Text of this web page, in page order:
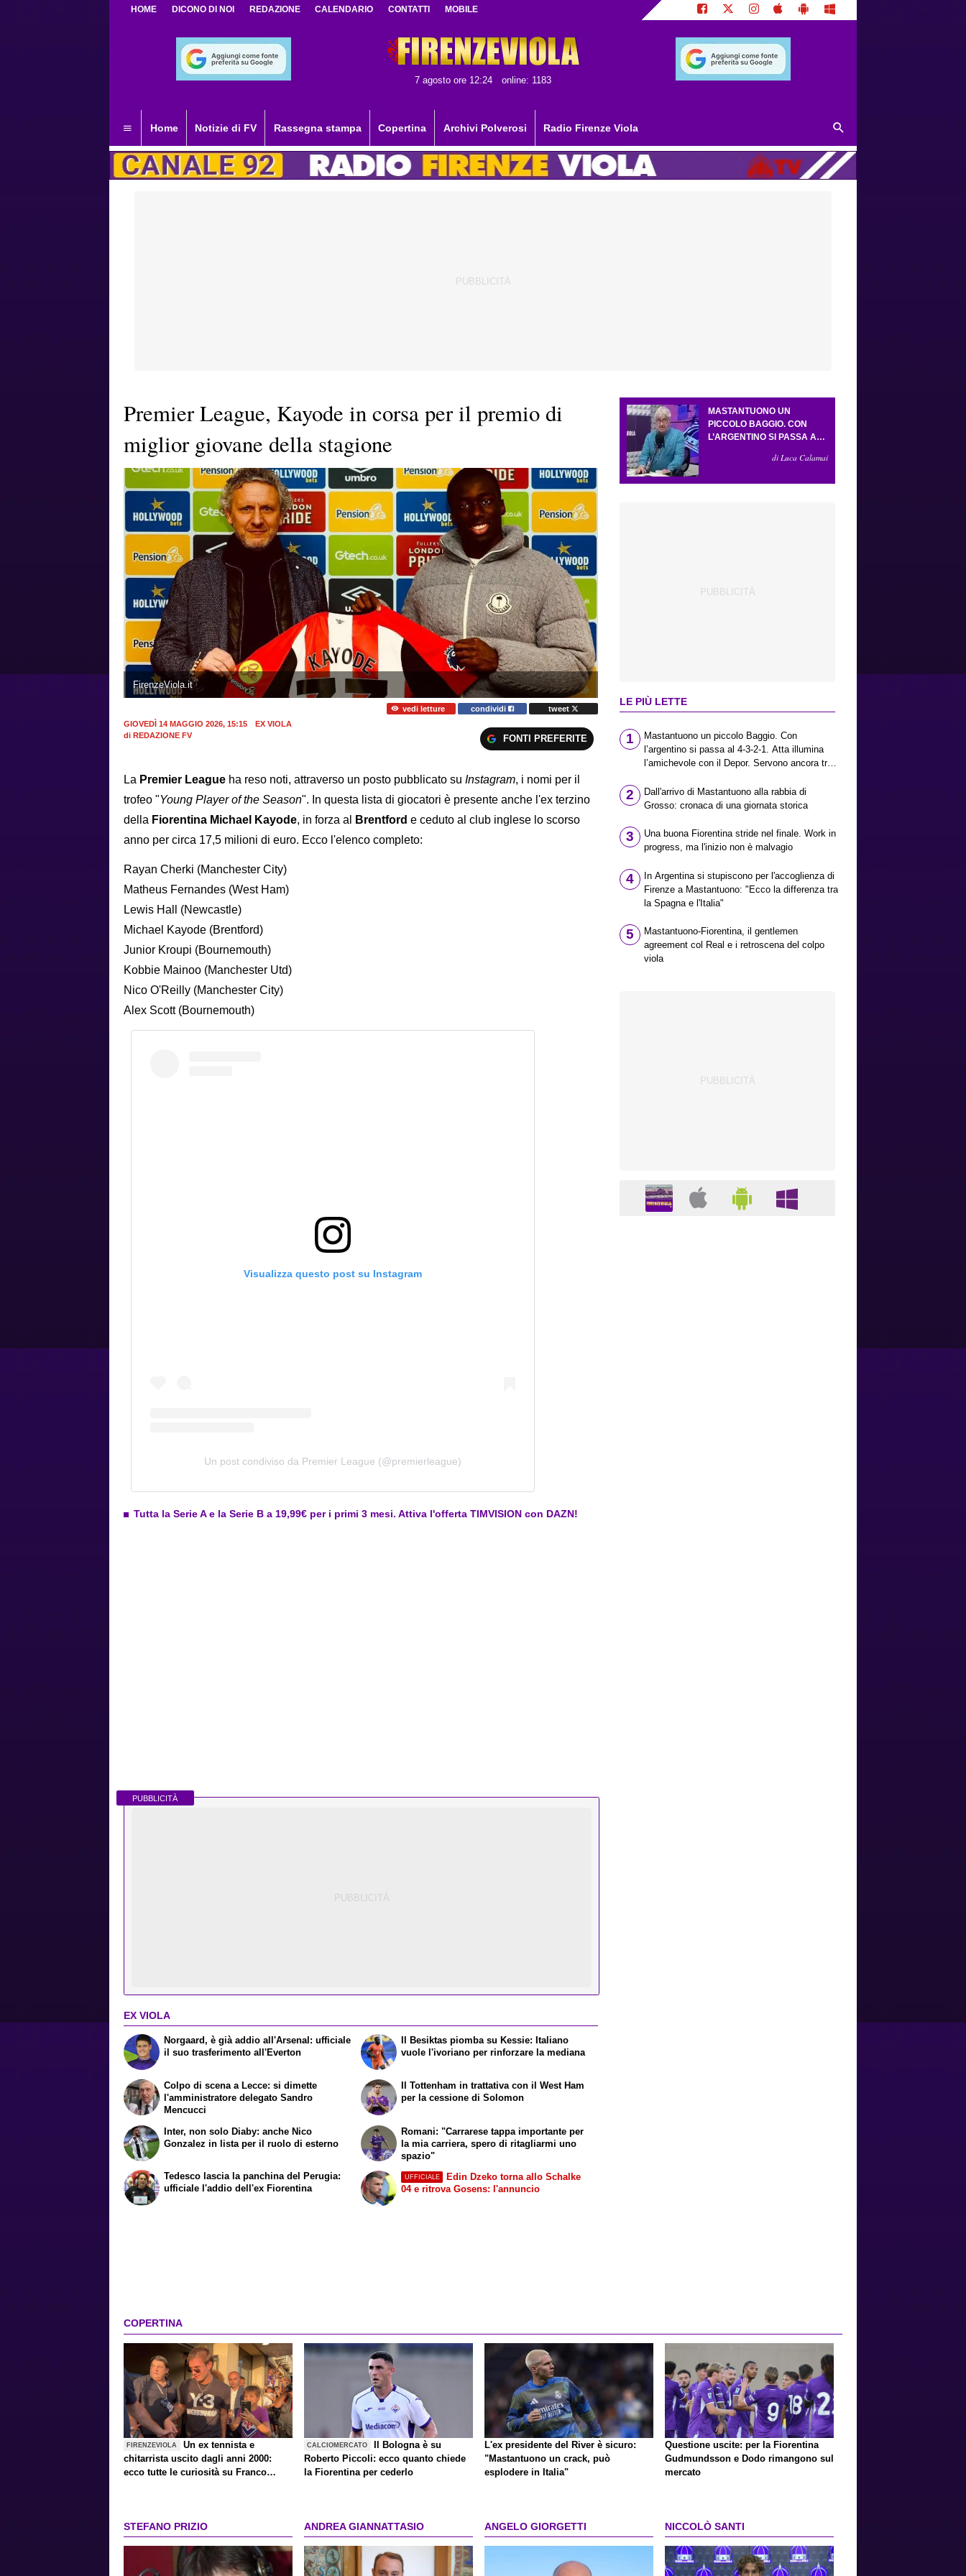
HOME DICONO DI NOI REDAZIONE CALENDARIO CONTATTI MOBILE
7 agosto ore 12:24 online: 1183
Home Notizie di FV Rassegna stampa Copertina Archivi Polverosi Radio Firenze Viola
Premier League, Kayode in corsa per il premio di
miglior giovane della stagione
FirenzeViola.it
vedi letture condividi
tweet
GIOVEDÌ 14 MAGGIO 2026, 15:15
EX VIOLA
di REDAZIONE FV FONTI PREFERITE
La Premier League ha reso noti, attraverso un posto pubblicato su Instagram, i nomi per il
trofeo "Young Player of the Season". In questa lista di giocatori è presente anche l'ex terzino
della Fiorentina Michael Kayode, in forza al Brentford e ceduto al club inglese lo scorso
anno per circa 17,5 milioni di euro. Ecco l'elenco completo:
Rayan Cherki (Manchester City)
Matheus Fernandes (West Ham)
Lewis Hall (Newcastle)
Michael Kayode (Brentford)
Junior Kroupi (Bournemouth)
Kobbie Mainoo (Manchester Utd)
Nico O'Reilly (Manchester City)
Alex Scott (Bournemouth)
Visualizza questo post su Instagram
Un post condiviso da Premier League (@premierleague)
Tutta la Serie A e la Serie B a 19,99€ per i primi 3 mesi. Attiva l'offerta TIMVISION con DAZN!
PUBBLICITÀ
EX VIOLA
Norgaard, è già addio all'Arsenal: ufficiale
il suo trasferimento all'Everton
Colpo di scena a Lecce: si dimette
l'amministratore delegato Sandro
Mencucci
Il Besiktas piomba su Kessie: Italiano
vuole l'ivoriano per rinforzare la mediana
Il Tottenham in trattativa con il West Ham
per la cessione di Solomon
Inter, non solo Diaby: anche Nico
Gonzalez in lista per il ruolo di esterno
Tedesco lascia la panchina del Perugia:
ufficiale l'addio dell'ex Fiorentina
Romani: "Carrarese tappa importante per
la mia carriera, spero di ritagliarmi uno
spazio"
UFFICIALE
Edin Dzeko torna allo Schalke
04 e ritrova Gosens: l'annuncio
MASTANTUONO UN
PICCOLO BAGGIO. CON
L’ARGENTINO SI PASSA AL
L’AMICHEVOLE CON IL
di Luca Calamai
LE PIÙ LETTE
1
Mastantuono un piccolo Baggio. Con
l’argentino si passa al 4-3-2-1. Atta illumina
l’amichevole con il Depor. Servono ancora tre
Antognoni, un finale senza vincitori
2
Dall'arrivo di Mastantuono alla rabbia di
Grosso: cronaca di una giornata storica
3
Una buona Fiorentina stride nel finale. Work in
progress, ma l'inizio non è malvagio
4
In Argentina si stupiscono per l'accoglienza di
Firenze a Mastantuono: "Ecco la differenza tra
la Spagna e l'Italia"
5
Mastantuono-Fiorentina, il gentlemen
agreement col Real e i retroscena del colpo
viola
COPERTINA
FIRENZEVIOLA
Un ex tennista e
chitarrista uscito dagli anni 2000:
ecco tutte le curiosità su Franco
CALCIOMERCATO
Il Bologna è su
Roberto Piccoli: ecco quanto chiede
la Fiorentina per cederlo
L'ex presidente del River è sicuro:
"Mastantuono un crack, può
esplodere in Italia"
Questione uscite: per la Fiorentina
Gudmundsson e Dodo rimangono sul
mercato
STEFANO PRIZIO ANDREA GIANNATTASIO ANGELO GIORGETTI NICCOLÒ SANTI